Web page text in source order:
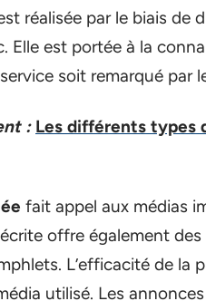
réalisée par le biais de
Elle est portée à la
soit remarqué par
: Les différents types
fait appel aux médias
offre également
L’efficacité de la
utilisé. Les